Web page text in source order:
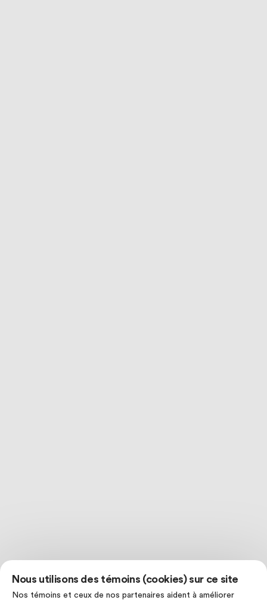
Nous utilisons des témoins (cookies) sur ce site
Nos témoins et ceux de nos partenaires aident à améliorer